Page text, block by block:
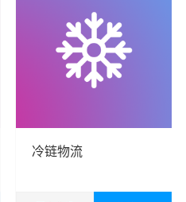
贵字画等。
供准确报价，并提供运输方
、平安保险长期合作，一旦
理理赔事宜，免除您的后顾
冷链物流